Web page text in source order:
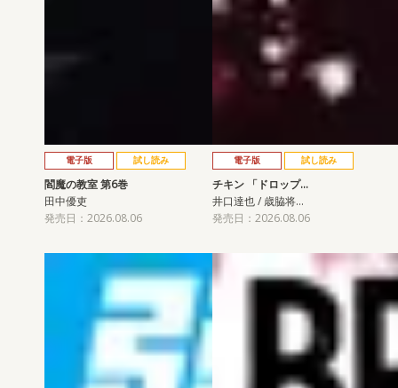
電子版 試し読み
閻魔の教室 第6巻
田中優吏
発売日：2026.08.06
電子版 試し読み
チキン 「ドロップ…
井口達也 / 歳脇将…
発売日：2026.08.06